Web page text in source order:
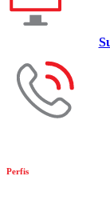
Perfis